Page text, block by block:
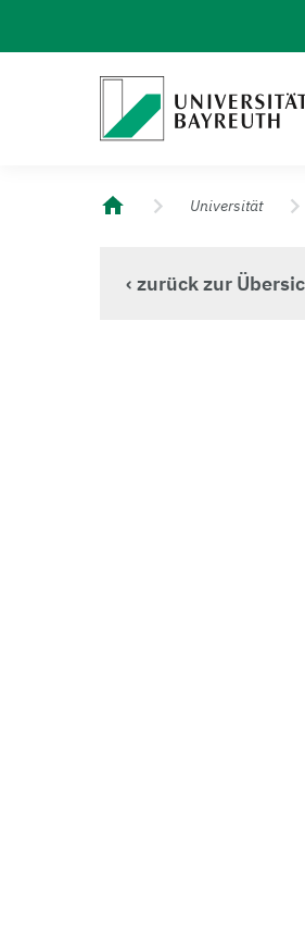
Logo Universität
Universität Bayreuth –
Universität
‹ zurück zur